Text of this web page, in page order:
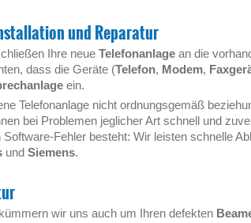
und Reparatur
Ihre neue Telefonanlage an die
dass die Geräte (Telefon, Modem,
ein.
Telefonanlage nicht ordnungsgemäß
bei Problemen jeglicher Art schnell und
Software-Fehler besteht: Wir leisten schnelle
und Siemens.
wir uns auch um Ihren defekten